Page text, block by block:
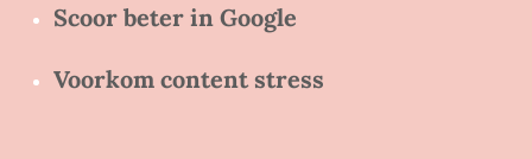
Scoor beter in Google
Voorkom content stress